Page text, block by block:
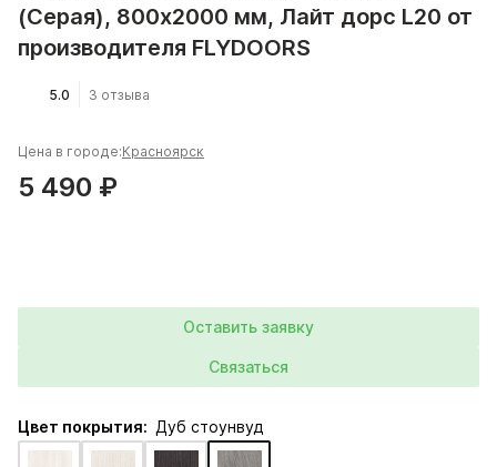
(Серая), 800x2000 мм, Лайт дорс L20 от
производителя FLYDOORS
5.0 3 отзыва
Цена в городе:Красноярск
5 490 ₽
Оставить заявку
Связаться
Цвет покрытия: Дуб стоунвуд